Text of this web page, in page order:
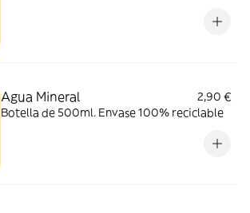
Agua Mineral
2,90 €
Botella de 500ml. Envase 100% reciclable